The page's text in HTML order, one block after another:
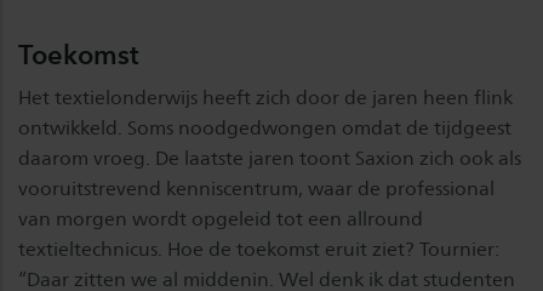
Toekomst
Het textielonderwijs heeft zich door de jaren heen flink
ontwikkeld. Soms noodgedwongen omdat de tijdgeest
daarom vroeg. De laatste jaren toont Saxion zich ook als
vooruitstrevend kenniscentrum, waar de professional
van morgen wordt opgeleid tot een allround
textieltechnicus. Hoe de toekomst eruit ziet? Tournier:
“Daar zitten we al middenin. Wel denk ik dat studenten